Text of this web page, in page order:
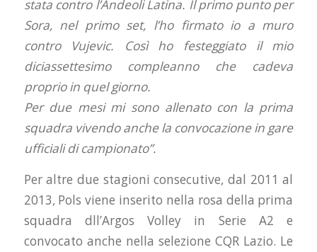
stata contro l’Andeoli Latina. Il primo punto per
Sora, nel primo set, l’ho firmato io a muro
contro Vujevic. Così ho festeggiato il mio
diciassettesimo compleanno che cadeva
proprio in quel giorno.
Per due mesi mi sono allenato con la prima
squadra vivendo anche la convocazione in gare
ufficiali di campionato”.
Per altre due stagioni consecutive, dal 2011 al
2013, Pols viene inserito nella rosa della prima
squadra dll’Argos Volley in Serie A2 e
convocato anche nella selezione CQR Lazio. Le